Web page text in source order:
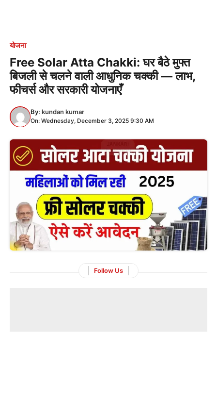
योजना
Free Solar Atta Chakki: घर बैठे मुफ्त
बिजली से चलने वाली आधुनिक चक्की — लाभ,
फीचर्स और सरकारी योजनाएँ
By: kundan kumar
On: Wednesday, December 3, 2025 9:30 AM
Follow Us